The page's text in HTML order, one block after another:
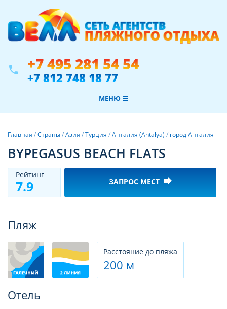
phone +7 495 281 54 54
+7 812 748 18 77
МЕНЮ ☰
Главная /Страны/Азия /Турция /Анталия (Antalya) / город Анталия
BYPEGASUS BEACH FLATS
Рeйтинг
7.9 ЗАПРОС МЕСТ forward
Пляж
Расстояние до пляжа
200 м
Отель